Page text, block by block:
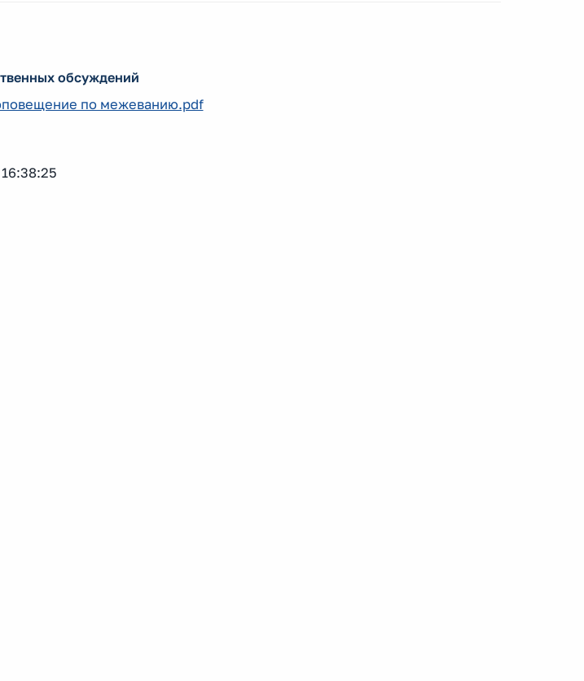
обсуждений
по межеванию.pdf